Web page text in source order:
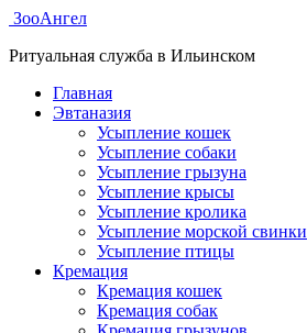
ЗооАнгел
Ритуальная служба в Ильинском
Главная
Эвтаназия
Усыпление кошек
Усыпление собаки
Усыпление грызуна
Усыпление крысы
Усыпление кролика
Усыпление морской свинки
Усыпление птицы
Кремация
Кремация кошек
Кремация собак